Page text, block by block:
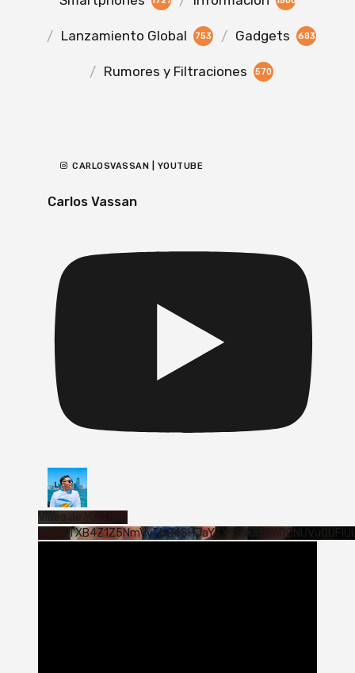
Lanzamiento Global 753 Gadgets 683
Rumores y Filtraciones 570
CARLOSVASSAN | YOUTUBE
Carlos Vassan
Vídeo de YouTube